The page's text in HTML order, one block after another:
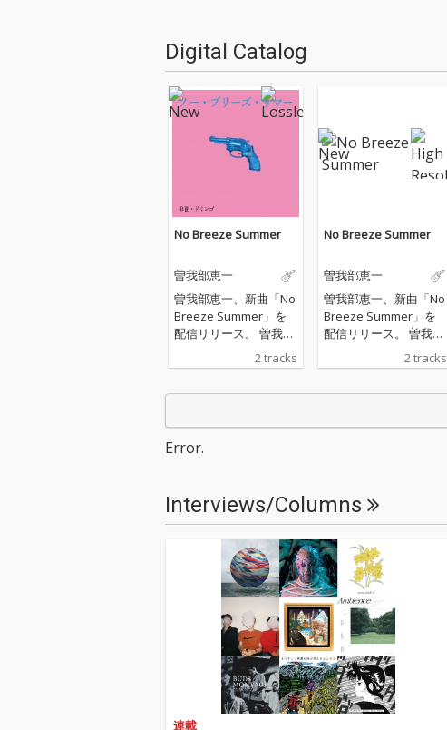
Digital Catalog
No Breeze Summer
曽我部恵一
曽我部恵一、新曲「No
Breeze Summer」を
配信リリース。 曽我部
が全曲の作詞を手がけ
た関美彦のアルバム
mer」は、夏の気だる
ックサウンドで表現し
た楽曲であり、カップ
リング曲「ドミンゴ」
は常夏のカリブ海を舞
台に、旅する男のブル
ースを紡いだ短編小説
のような1曲となって
いる。マスタリングは
プロデューサーやDJ、
さらにはエンジニアと
しても手腕を発揮する
Calmが担当。
2 tracks
No Breeze Summer
曽我部恵一
曽我部恵一、新曲「No
Breeze Summer」を
配信リリース。 曽我部
が全曲の作詞を手がけ
た関美彦のアルバム
ックサウンドで表現し
た楽曲であり、カップ
リング曲「ドミンゴ」
は常夏のカリブ海を舞
台に、旅する男のブル
ースを紡いだ短編小説
のような1曲となって
いる。マスタリングは
プロデューサーやDJ、
さらにはエンジニアと
しても手腕を発揮する
Calmが担当。
2 tracks
Error.
Interviews/Columns
連載